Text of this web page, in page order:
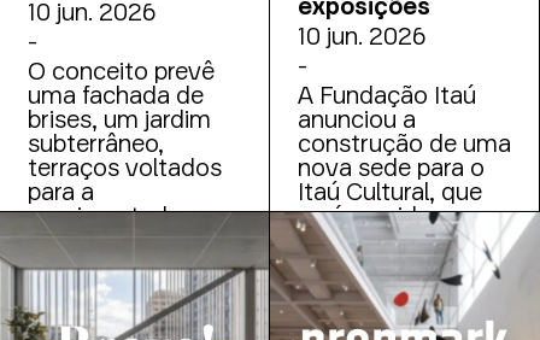
10 jun. 2026
-
O conceito prevê
uma fachada de
brises, um jardim
subterrâneo,
terraços voltados
para a
movimentada
avenida e espaços
expositivos com
pé-direito de até
seis metros
10 jun. 2026
-
A Fundação Itaú
anunciou a
construção de uma
nova sede para o
Itaú Cultural, que
será erguida em um
dos últimos
terrenos vagos da
Avenida Paulista,
vizinho ao prédio